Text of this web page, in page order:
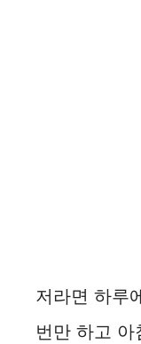
저라면 하루
번만 하고